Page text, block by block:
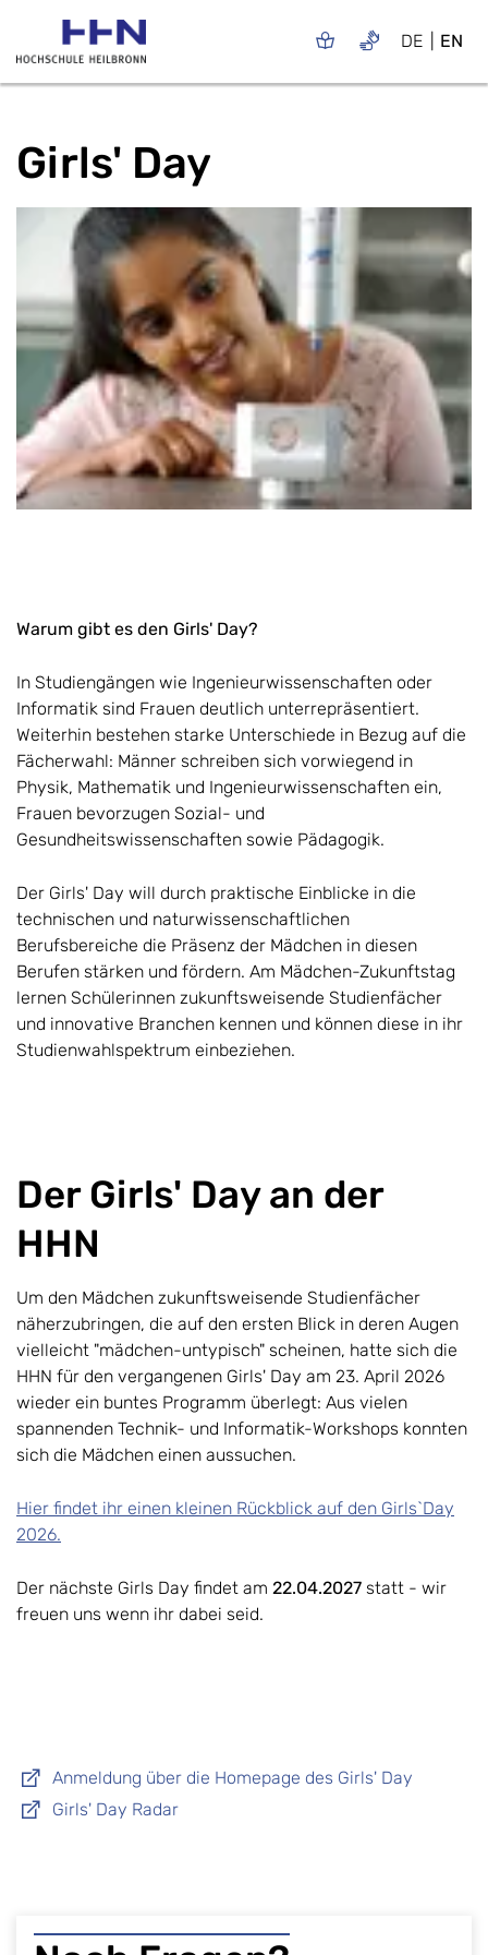
DE EN
Girls' Day
Warum gibt es den Girls' Day?
In Studiengängen wie Ingenieurwissenschaften oder
Informatik sind Frauen deutlich unterrepräsentiert.
Weiterhin bestehen starke Unterschiede in Bezug auf die
Fächerwahl: Männer schreiben sich vorwiegend in
Physik, Mathematik und Ingenieurwissenschaften ein,
Frauen bevorzugen Sozial- und
Gesundheitswissenschaften sowie Pädagogik.
Der Girls' Day will durch praktische Einblicke in die
technischen und naturwissenschaftlichen
Berufsbereiche die Präsenz der Mädchen in diesen
Berufen stärken und fördern. Am Mädchen-Zukunftstag
lernen Schülerinnen zukunftsweisende Studienfächer
und innovative Branchen kennen und können diese in ihr
Studienwahlspektrum einbeziehen.
Der Girls' Day an der
HHN
Um den Mädchen zukunftsweisende Studienfächer
näherzubringen, die auf den ersten Blick in deren Augen
vielleicht "mädchen-untypisch" scheinen, hatte sich die
HHN für den vergangenen Girls' Day am 23. April 2026
wieder ein buntes Programm überlegt: Aus vielen
spannenden Technik- und Informatik-Workshops konnten
sich die Mädchen einen aussuchen.
Hier findet ihr einen kleinen Rückblick auf den Girls`Day
2026.
Der nächste Girls Day findet am 22.04.2027 statt - wir
freuen uns wenn ihr dabei seid.
Anmeldung über die Homepage des Girls' Day
Girls' Day Radar